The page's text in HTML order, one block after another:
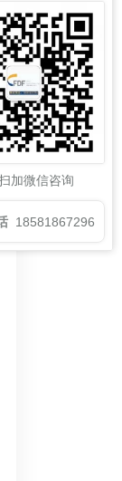
加微信咨询
18581867296